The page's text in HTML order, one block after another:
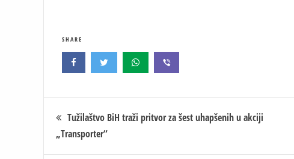
SHARE
Кретање
чланка
Tužilaštvo BiH traži pritvor za šest uhapšenih u akciji
„Transporter“